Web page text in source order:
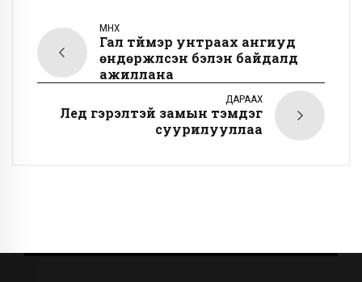
ӨМНӨХ
Гал түймэр унтраах ангиуд
өндөржүүлсэн бэлэн байдалд
ажиллана
ДАРААХ
Лед гэрэлтэй замын тэмдэг
суурилууллаа